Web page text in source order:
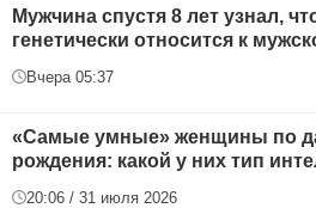
Мужчина спустя 8 лет узнал,
генетически относится к
Вчера 05:37
«Самые умные» женщины по
рождения: какой у них тип
20:06 / 31 июля 2026